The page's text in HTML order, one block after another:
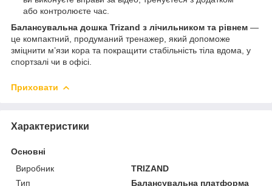
або контролюєте час.
Балансувальна дошка Trizand з лічильником та рівнем —
це компактний, продуманий тренажер, який допоможе
зміцнити м’язи кора та покращити стабільність тіла вдома, у
спортзалі чи в офісі.
Приховати
Характеристики
Основні
Виробник
TRIZAND
Тип
Балансувальна платформа